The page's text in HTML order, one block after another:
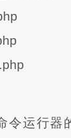
令运行器